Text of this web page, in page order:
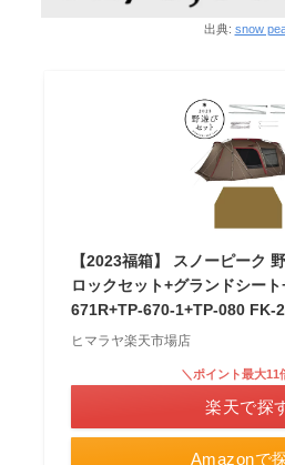
出典: snow
【2023福箱】 スノーピーク
ロックセット+グランドシー
671R+TP-670-1+TP-080
ヒマラヤ楽天市場店
Amazonで
＼ポイント最大11
楽天で探